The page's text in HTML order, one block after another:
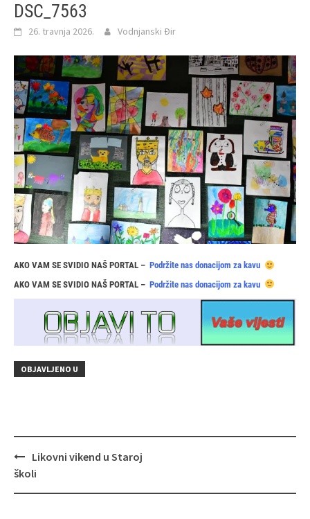
DSC_7563
26. travnja 2026. Vodnjanski Đir
AKO VAM SE SVIDIO NAŠ PORTAL – Podržite nas donacijom za kavu
AKO VAM SE SVIDIO NAŠ PORTAL – Podržite nas donacijom za kavu
OBJAVLJENO U
Navigacija
objava
Likovni vikend u Staroj
školi